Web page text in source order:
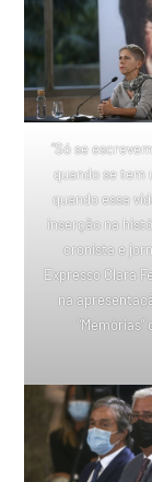
“Só se
quando se tem
quando essa
inserção na
cronista e
Expresso Clara
na
“Memórias”